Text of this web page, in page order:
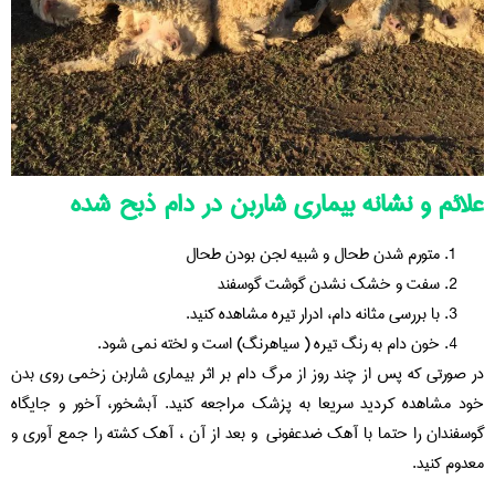
علائم و نشانه بیماری شاربن در دام ذبح شده
متورم شدن طحال و شبیه لجن بودن طحال
سفت و خشک نشدن گوشت گوسفند
با بررسی مثانه دام، ادرار تیره مشاهده کنید.
خون دام به رنگ تیره ( سیاهرنگ) است و لخته نمی شود.
در صورتی که پس از چند روز از مرگ دام بر اثر بیماری شاربن زخمی روی بدن
خود مشاهده کردید سریعا به پزشک مراجعه کنید. آبشخور، آخور و جایگاه
گوسفندان را حتما با آهک ضدعفونی و بعد از آن ، آهک کشته را جمع آوری و
معدوم کنید.